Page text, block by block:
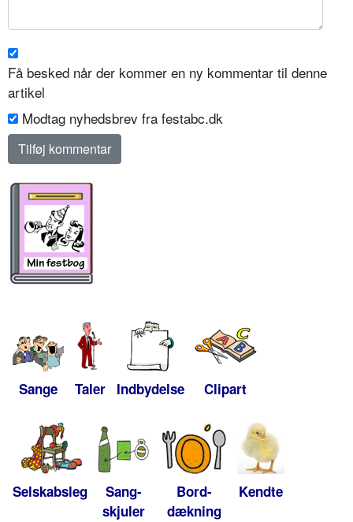
Få besked når der kommer en ny kommentar til denne
artikel
Modtag nyhedsbrev fra festabc.dk
Sange Taler Indbydelse Clipart
Selskabsleg
Sang-
skjuler
Bord-
dækning
Kendte